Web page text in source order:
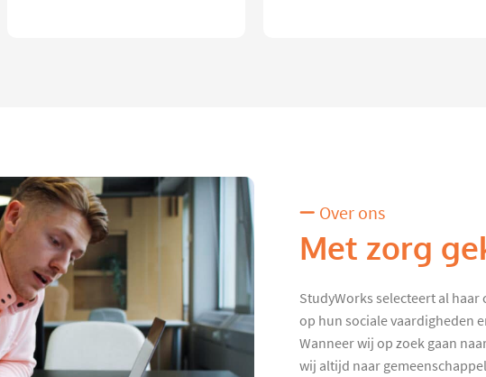
Over ons
Met zorg
StudyWorks selecteert al
op hun sociale vaardigheden
Wanneer wij op zoek gaan
wij altijd naar